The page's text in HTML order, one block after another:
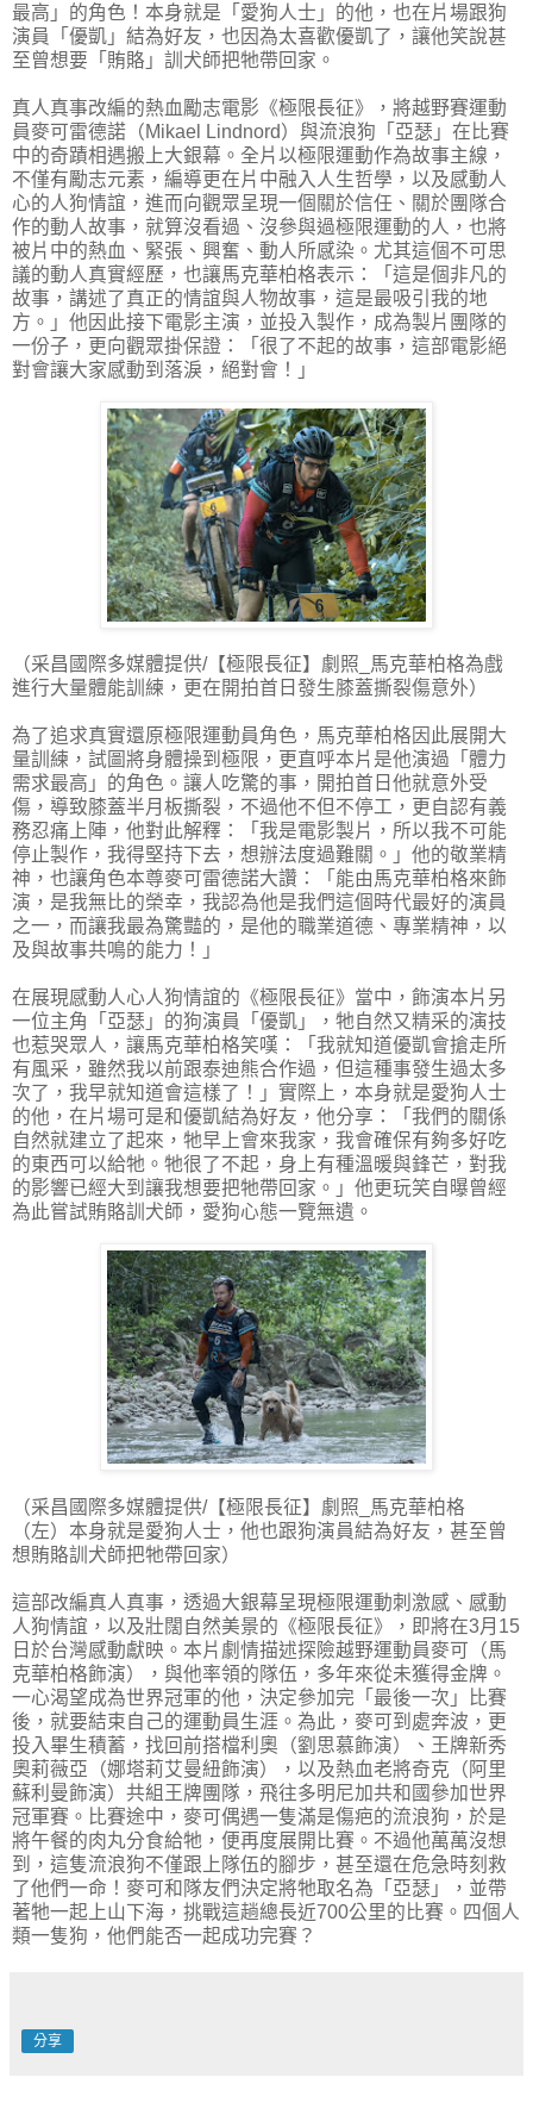
最高」的角色！本身就是「愛狗人士」的他，也在片場跟狗
演員「優凱」結為好友，也因為太喜歡優凱了，讓他笑說甚
至曾想要「賄賂」訓犬師把牠帶回家。
真人真事改編的熱血勵志電影《極限長征》，將越野賽運動
員麥可雷德諾（Mikael Lindnord）與流浪狗「亞瑟」在比賽
中的奇蹟相遇搬上大銀幕。全片以極限運動作為故事主線，
不僅有勵志元素，編導更在片中融入人生哲學，以及感動人
心的人狗情誼，進而向觀眾呈現一個關於信任、關於團隊合
作的動人故事，就算沒看過、沒參與過極限運動的人，也將
被片中的熱血、緊張、興奮、動人所感染。尤其這個不可思
議的動人真實經歷，也讓馬克華柏格表示：「這是個非凡的
故事，講述了真正的情誼與人物故事，這是最吸引我的地
方。」他因此接下電影主演，並投入製作，成為製片團隊的
一份子，更向觀眾掛保證：「很了不起的故事，這部電影絕
對會讓大家感動到落淚，絕對會！」
（采昌國際多媒體提供/【極限長征】劇照_馬克華柏格為戲
進行大量體能訓練，更在開拍首日發生膝蓋撕裂傷意外）
為了追求真實還原極限運動員角色，馬克華柏格因此展開大
量訓練，試圖將身體操到極限，更直呼本片是他演過「體力
需求最高」的角色。讓人吃驚的事，開拍首日他就意外受
傷，導致膝蓋半月板撕裂，不過他不但不停工，更自認有義
務忍痛上陣，他對此解釋：「我是電影製片，所以我不可能
停止製作，我得堅持下去，想辦法度過難關。」他的敬業精
神，也讓角色本尊麥可雷德諾大讚：「能由馬克華柏格來飾
演，是我無比的榮幸，我認為他是我們這個時代最好的演員
之一，而讓我最為驚豔的，是他的職業道德、專業精神，以
及與故事共鳴的能力！」
在展現感動人心人狗情誼的《極限長征》當中，飾演本片另
一位主角「亞瑟」的狗演員「優凱」，牠自然又精采的演技
也惹哭眾人，讓馬克華柏格笑嘆：「我就知道優凱會搶走所
有風采，雖然我以前跟泰迪熊合作過，但這種事發生過太多
次了，我早就知道會這樣了！」實際上，本身就是愛狗人士
的他，在片場可是和優凱結為好友，他分享：「我們的關係
自然就建立了起來，牠早上會來我家，我會確保有夠多好吃
的東西可以給牠。牠很了不起，身上有種溫暖與鋒芒，對我
的影響已經大到讓我想要把牠帶回家。」他更玩笑自曝曾經
為此嘗試賄賂訓犬師，愛狗心態一覽無遺。
（采昌國際多媒體提供/【極限長征】劇照_馬克華柏格
（左）本身就是愛狗人士，他也跟狗演員結為好友，甚至曾
想賄賂訓犬師把牠帶回家）
這部改編真人真事，透過大銀幕呈現極限運動刺激感、感動
人狗情誼，以及壯闊自然美景的《極限長征》，即將在3月15
日於台灣感動獻映。本片劇情描述探險越野運動員麥可（馬
克華柏格飾演），與他率領的隊伍，多年來從未獲得金牌。
一心渴望成為世界冠軍的他，決定參加完「最後一次」比賽
後，就要結束自己的運動員生涯。為此，麥可到處奔波，更
投入畢生積蓄，找回前搭檔利奧（劉思慕飾演）、王牌新秀
奧莉薇亞（娜塔莉艾曼紐飾演），以及熱血老將奇克（阿里
蘇利曼飾演）共組王牌團隊，飛往多明尼加共和國參加世界
冠軍賽。比賽途中，麥可偶遇一隻滿是傷疤的流浪狗，於是
將午餐的肉丸分食給牠，便再度展開比賽。不過他萬萬沒想
到，這隻流浪狗不僅跟上隊伍的腳步，甚至還在危急時刻救
了他們一命！麥可和隊友們決定將牠取名為「亞瑟」，並帶
著牠一起上山下海，挑戰這趟總長近700公里的比賽。四個人
類一隻狗，他們能否一起成功完賽？
分享